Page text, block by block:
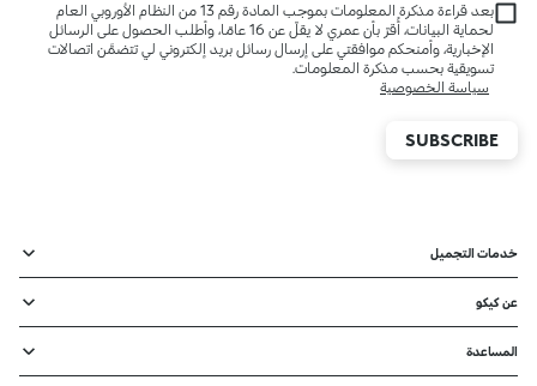
بعد قراءة مذكرة المعلومات بموجب المادة رقم 13 من النظام الأوروبي العام
لحماية البيانات، أُقرّ بأن عمري لا يقلّ عن 16 عامًا، وأطلب الحصول على الرسائل
الإخبارية، وأمنحكم موافقتي على إرسال رسائل بريد إلكتروني لي تتضمَّن اتصالات
تسويقية بحسب مذكرة المعلومات.
سياسة الخصوصية
SUBSCRIBE
خدمات التجميل
عن كيكو
المساعدة